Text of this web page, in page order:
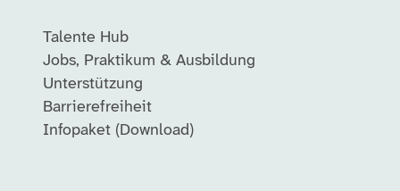
Talente Hub
Jobs, Praktikum & Ausbildung
Unterstützung
Barrierefreiheit
Infopaket (Download)